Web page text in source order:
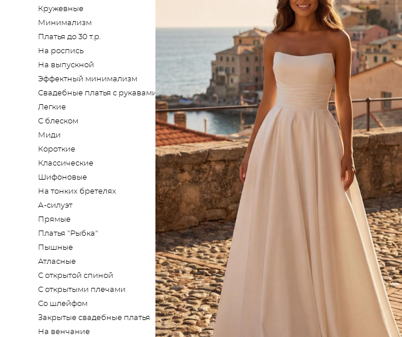
Кружевные
Минимализм
Платья до 30 т.р.
На роспись
На выпускной
Эффектный минимализм
Свадебные платья с рукавами
Легкие
С блеском
Миди
Короткие
Классические
Шифоновые
На тонких бретелях
А-силуэт
Прямые
Платья "Рыбка"
Пышные
Атласные
С открытой спиной
С открытыми плечами
Со шлейфом
Закрытые свадебные платья
На венчание